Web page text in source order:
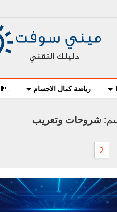
رياضة كمال الاجسام
شروحات وتعريب
2